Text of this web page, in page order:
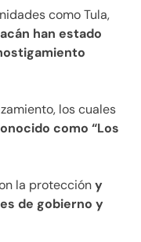
como Tula,
han estado
los cuales
como “Los
la proteccióny
de gobierno y